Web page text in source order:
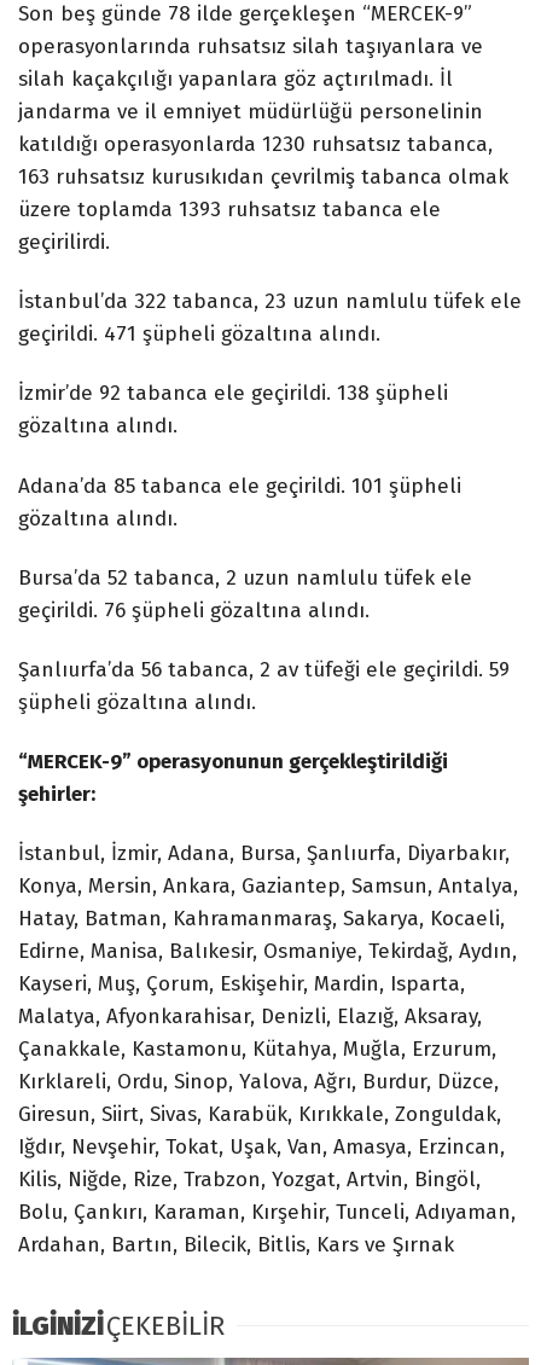
Son beş günde 78 ilde gerçekleşen “MERCEK-9”
operasyonlarında ruhsatsız silah taşıyanlara ve
silah kaçakçılığı yapanlara göz açtırılmadı. İl
jandarma ve il emniyet müdürlüğü personelinin
katıldığı operasyonlarda 1230 ruhsatsız tabanca,
163 ruhsatsız kurusıkıdan çevrilmiş tabanca olmak
üzere toplamda 1393 ruhsatsız tabanca ele
geçirilirdi.
İstanbul’da 322 tabanca, 23 uzun namlulu tüfek ele
geçirildi. 471 şüpheli gözaltına alındı.
İzmir’de 92 tabanca ele geçirildi. 138 şüpheli
gözaltına alındı.
Adana’da 85 tabanca ele geçirildi. 101 şüpheli
gözaltına alındı.
Bursa’da 52 tabanca, 2 uzun namlulu tüfek ele
geçirildi. 76 şüpheli gözaltına alındı.
Şanlıurfa’da 56 tabanca, 2 av tüfeği ele geçirildi. 59
şüpheli gözaltına alındı.
“MERCEK-9” operasyonunun gerçekleştirildiği
şehirler:
İstanbul, İzmir, Adana, Bursa, Şanlıurfa, Diyarbakır,
Konya, Mersin, Ankara, Gaziantep, Samsun, Antalya,
Hatay, Batman, Kahramanmaraş, Sakarya, Kocaeli,
Edirne, Manisa, Balıkesir, Osmaniye, Tekirdağ, Aydın,
Kayseri, Muş, Çorum, Eskişehir, Mardin, Isparta,
Malatya, Afyonkarahisar, Denizli, Elazığ, Aksaray,
Çanakkale, Kastamonu, Kütahya, Muğla, Erzurum,
Kırklareli, Ordu, Sinop, Yalova, Ağrı, Burdur, Düzce,
Giresun, Siirt, Sivas, Karabük, Kırıkkale, Zonguldak,
Iğdır, Nevşehir, Tokat, Uşak, Van, Amasya, Erzincan,
Kilis, Niğde, Rize, Trabzon, Yozgat, Artvin, Bingöl,
Bolu, Çankırı, Karaman, Kırşehir, Tunceli, Adıyaman,
Ardahan, Bartın, Bilecik, Bitlis, Kars ve Şırnak
İLGİNİZİÇEKEBİLİR